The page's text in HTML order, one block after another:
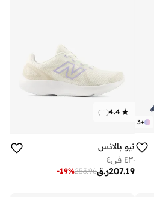
+
3
4.4
(
11
)
نيو بالانس
٤٣٠ في٤
ر.ق207.19
253.96
-19%